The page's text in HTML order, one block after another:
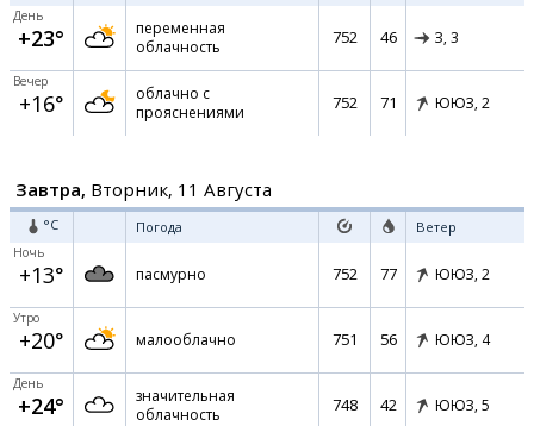
День
+23°
переменная
облачность
752 46 З, 3
Вечер
+16°
облачно с
прояснениями
752 71 ЮЮЗ, 2
Завтра, Вторник, 11 Августа
°C Погода Ветер
Ночь
+13° пасмурно 752 77 ЮЮЗ, 2
Утро
+20° малооблачно 751 56 ЮЮЗ, 4
День
+24°
значительная
облачность
748 42 ЮЮЗ, 5